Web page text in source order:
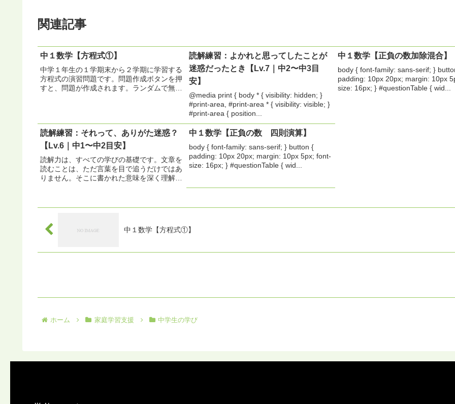
関連記事
中１数学【方程式①】
中学１年生の１学期末から２学期に学習する
方程式の演習問題です。問題作成ボタンを押
すと、問題が作成されます。ランダムで無限
読解練習：よかれと思ってしたことが
迷惑だったとき【Lv.7｜中2〜中3目
安】
@media print { body * { visibility: hidden; }
#print-area, #print-area * { visibility: visible; }
#print-area { position...
中１数学【正負の数加除混合】
body { font-family: sans-serif; }
padding: 10px 20px; margin: 10px
size: 16px; } #questionTable { wid...
読解練習：それって、ありがた迷惑？
【Lv.6｜中1〜中2目安】
読解力は、すべての学びの基礎です。文章を
読むことは、ただ言葉を目で追うだけではあ
りません。そこに書かれた意味を深く理解
中１数学【正負の数 四則演算】
body { font-family: sans-serif; } button {
padding: 10px 20px; margin: 10px 5px; font-
size: 16px; } #questionTable { wid...
中１数学【方程式①】
ホーム 家庭学習支援 中学生の学び